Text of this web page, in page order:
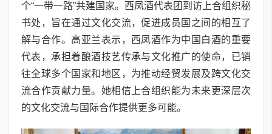
个“一带一路”共建国家。西凤酒代表团到访上合组织秘
书处，旨在通过文化交流，促进成员国之间的相互了
解与合作。高亚兰表示，西凤酒作为中国白酒的重要
代表，承担着酿酒技艺传承与文化推广的使命，已销
往全球多个国家和地区，为推动经贸发展及跨文化交
流合作贡献力量。她相信上合组织能为未来更深层次
的文化交流与国际合作提供更多可能。